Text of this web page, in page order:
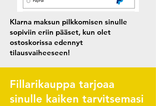
Klarna maksun pilkkomisen sinulle
sopiviin eriin pääset, kun olet
ostoskorissa edennyt
tilausvaiheeseen!
Fillarikauppa tarjoaa
sinulle kaiken tarvitsemasi